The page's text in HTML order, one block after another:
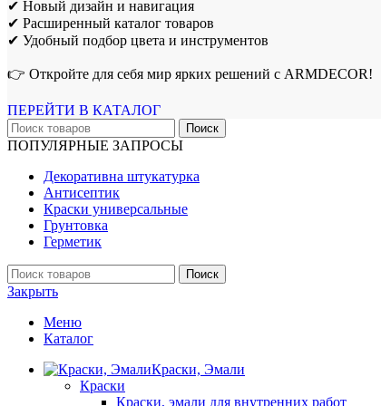
✔ Новый дизайн и навигация
✔ Расширенный каталог товаров
✔ Удобный подбор цвета и инструментов
👉 Откройте для себя мир ярких решений с ARMDECOR!
ПЕРЕЙТИ В КАТАЛОГ
Поиск
ПОПУЛЯРНЫЕ ЗАПРОСЫ
Декоративна штукатурка
Антисептик
Краски универсальные
Грунтовка
Герметик
Поиск
Закрыть
Меню
Каталог
Краски, Эмали
Краски
Краски, эмали для внутренних работ